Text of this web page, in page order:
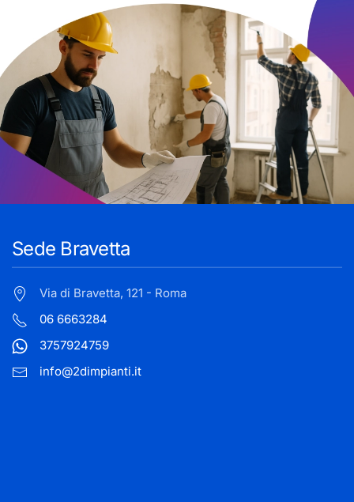
Sede Bravetta
Via di Bravetta, 121 - Roma
06 6663284
3757924759
info@2dimpianti.it